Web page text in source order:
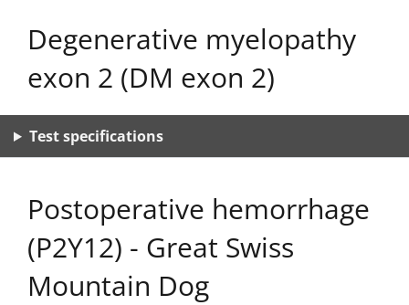
Degenerative myelopathy
exon 2 (DM exon 2)
Test specifications
Postoperative hemorrhage
(P2Y12) - Great Swiss
Mountain Dog